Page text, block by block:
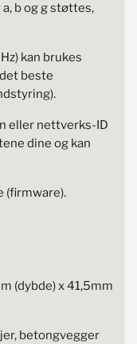
b og g støttes,
kan brukes
beste
eller nettverks-ID
dine og kan
(firmware).
(dybde) x 41,5mm
betongvegger